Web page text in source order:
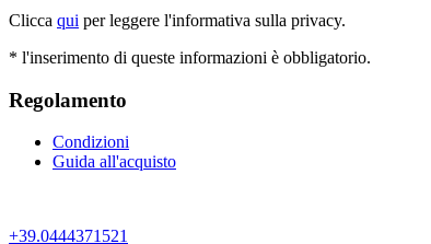
Clicca qui per leggere l'informativa sulla privacy.
* l'inserimento di queste informazioni è obbligatorio.
Regolamento
Condizioni
Guida all'acquisto
+39.0444371521